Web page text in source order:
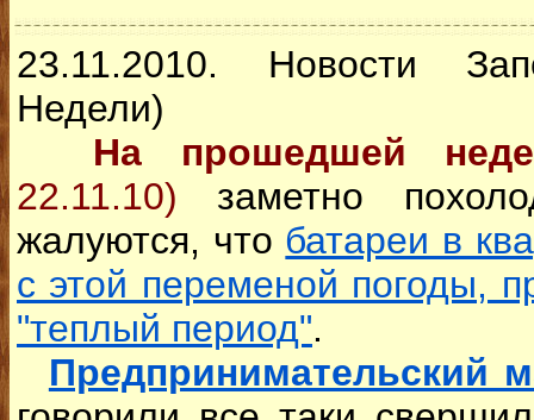
23.11.2010. Новости
Недели)
На прошедшей
22.11.10) заметно
жалуются, что батареи в
с этой переменой погоды,
"теплый период".
Предпринимательский